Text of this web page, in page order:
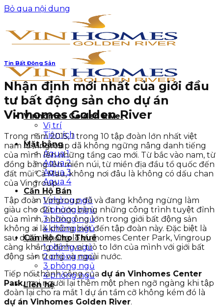
Bỏ qua nội dung
Vinhomes Golden River
Vị trí
Tiện ích
Mặt bằng
Aqua 1
Aqua 2
Aqua 3
Aqua 4
Căn Hộ Bán
1 phòng ngủ
2 phòng ngủ
3 phòng ngủ
4 phòng ngủ
Căn Hộ Cho Thuê
1 phòng ngủ
2 phòng ngủ
3 phòng ngủ
4 phòng ngủ
Liên hệ
Tin Bất Động Sản
Nhận định mới nhất của giới đầu
tư bất động sản cho dự án
Vinhomes Golden River
Trong năm 2015, 1 trong 10 tập đoàn lớn nhất việt
nam là Vingroup dã không ngững nâng danh tiếng
của mình lên những tầng cao mới. Từ bắc vào nam, từ
đồng bằng lên miền núi, từ miền địa đầu tổ quốc đến
đất mũi Cà Mau, không nơi đâu là không có dấu chan
của Vingroup.
Tập đoàn Vingroup đã và đang không ngừng làm
giàu cho đất nước bằng những công trình tuyệt đỉnh
của mình, những ông lớn trong giới bất động sản
không ai là không biết đến tập đoàn này. Đặc biệt là
sau dự án khổng lồ Vinhomes Center Park, Vingroup
càng khẳng định vai trò to lớn của mình với giới bất
động sản trong và ngoài nước.
Tiếp nối thành công của dự án Vinhomes Center
Park, mọi người lại thêm một phen ngỡ ngàng khi tập
đoàn lại cho ra mắt 1 dự án tầm cỡ không kém đó là
dự án Vinhomes Golden River.